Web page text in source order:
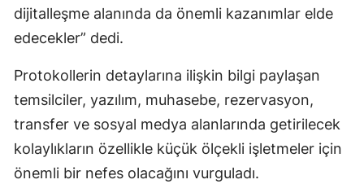
dijitalleşme alanında da önemli kazanımlar elde
edecekler” dedi.
Protokollerin detaylarına ilişkin bilgi paylaşan
temsilciler, yazılım, muhasebe, rezervasyon,
transfer ve sosyal medya alanlarında getirilecek
kolaylıkların özellikle küçük ölçekli işletmeler için
önemli bir nefes olacağını vurguladı.